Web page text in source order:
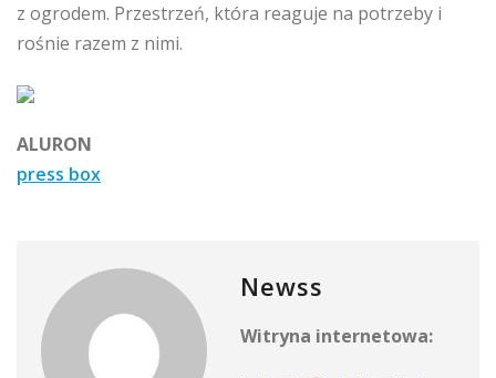
z ogrodem. Przestrzeń, która reaguje na potrzeby i
rośnie razem z nimi.
ALURON
press box
Newss
Witryna internetowa: